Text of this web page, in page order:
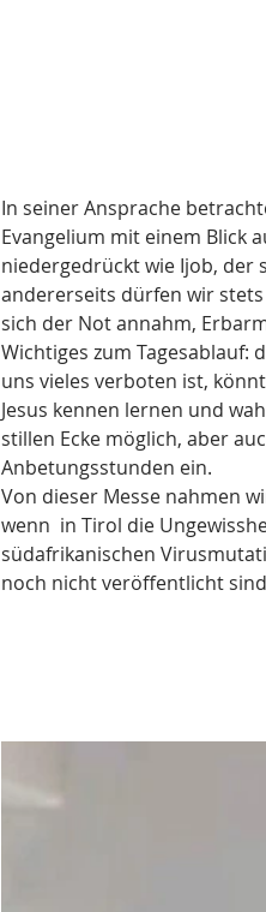
In seiner Ansprache
Evangelium mit einem Blick
niedergedrückt wie Ijob, der
andererseits dürfen wir
sich der Not annahm,
Wichtiges zum Tagesablauf:
uns vieles verboten ist,
Jesus kennen lernen und
stillen Ecke möglich, aber
Anbetungsstunden ein.
Von dieser Messe nahmen
wenn  in Tirol die
südafrikanischen
noch nicht veröffentlicht